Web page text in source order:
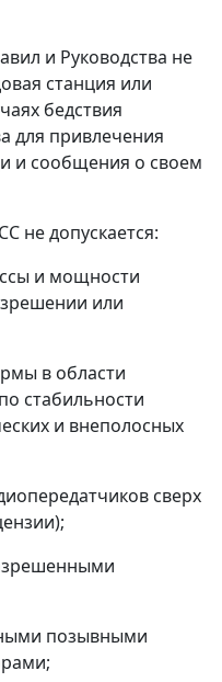
и Руководства не
станция или
бедствия
для привлечения
и сообщения о своем
не допускается:
и мощности
или
в области
стабильности
и внеполосных
сверх
позывными